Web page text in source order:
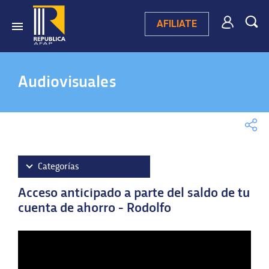
AFILIATE
Audiovisuales
Categorías
Videos destacados
Campaña publicitaria 2025
Acceso anticipado a parte del saldo de tu
cuenta de ahorro - Rodolfo